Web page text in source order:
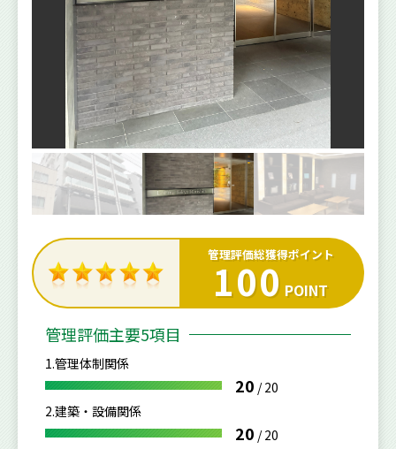
管理評価総獲得ポイント
100 POINT
管理評価主要5項目
1.管理体制関係
20 /20
2.建築・設備関係
20 /20